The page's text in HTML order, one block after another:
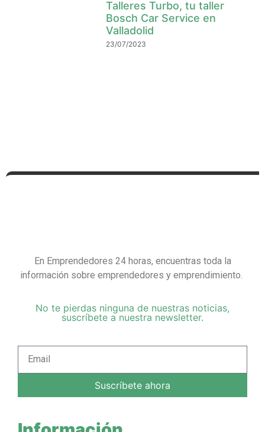
Talleres Turbo, tu taller
Bosch Car Service en
Valladolid
23/07/2023
En Emprendedores 24 horas, encuentras toda la
información sobre emprendedores y emprendimiento.
No te pierdas ninguna de nuestras noticias,
suscríbete a nuestra newsletter.
Suscríbete ahora